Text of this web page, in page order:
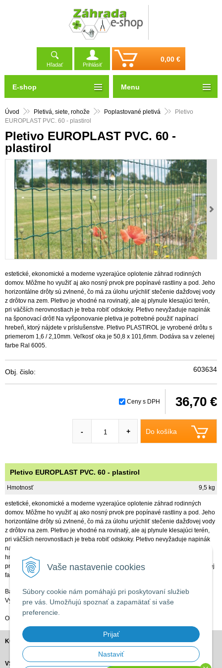
Vaše nastavenie cookies
Súbory cookie nám pomáhajú pri poskytovaní služieb
pre vás. Umožňujú spoznať a zapamätať si vaše
preferencie.
Prijať
Nastaviť
Hľadať Prihlásiť
0,00 €
Úvod Pletivá, siete, rohože Poplastované pletivá
Pletivo
EUROPLAST PVC. 60 - plastirol
Pletivo EUROPLAST PVC. 60 -
plastirol
estetické, ekonomické a moderne vyzerajúce oplotenie záhrad rodinných
domov. Môžme ho využiť aj ako nosný prvok pre popínavé rastliny a pod. Jeho
horizontálne drôty sú zvlnené, čo má za úlohu urýchliť stečenie dažďovej vody
z drôtov na zem. Pletivo je vhodné na rovinatý, ale aj plynule klesajúci terén,
pri väčších nerovnostiach je treba robiť odskoky. Pletivo nevyžaduje napinák
na šponovací drôt! Na vyšponovanie pletiva je potrebné použiť napínací
hrebeň, ktorý nájdete v príslušenstve. Pletivo PLASTIROL je vyrobené drôtu s
priemerom 1,6 / 2,10mm. Veľkosť oka je 50,8 x 101,6mm. Dodáva sa v zelenej
farbe Ral 6005.
Obj. čislo: 603634
Ceny s DPH 36,70 €
Do košíka
- +
Pletivo EUROPLAST PVC. 60 - plastirol
Hmotnosť 9,5 kg
estetické, ekonomické a moderne vyzerajúce oplotenie záhrad rodinných
domov. Môžme ho využiť aj ako nosný prvok pre popínavé rastliny a pod. Jeho
horizontálne drôty sú zvlnené, čo má za úlohu urýchliť stečenie dažďovej vody
z drôtov na zem. Pletivo je vhodné na rovinatý, ale aj plynule klesajúci terén,
pri väčších nerovnostiach je treba robiť odskoky. Pletivo nevyžaduje napinák
na šponovací drôt! Na vyšponovanie pletiva je potrebné použiť napínací
hrebeň, ktorý nájdete v príslušenstve. Pletivo PLASTIROL je vyrobené drôtu s
priemerom 1,6 / 2,10mm. Veľkosť oka je 50,8 x 101,6mm. Dodáva sa v zelenej
farbe Ral 6005.
Balenie: 25m
Výška: 60cm
Obj. číslo: 603634
E-shop Menu
KONTAKT
VŠETKO O NÁKUPE